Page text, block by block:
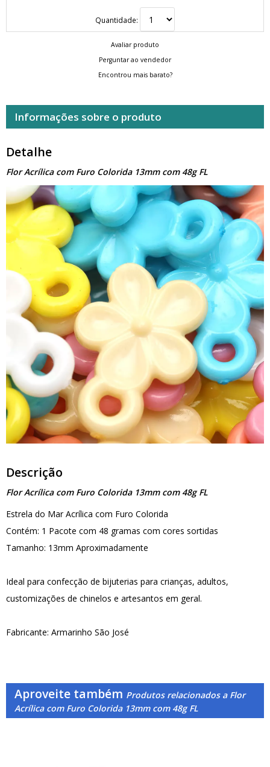
Quantidade:
Avaliar produto
Perguntar ao vendedor
Encontrou mais barato?
Informações sobre o produto
Detalhe
Flor Acrílica com Furo Colorida 13mm com 48g FL
Descrição
Flor Acrílica com Furo Colorida 13mm com 48g FL
Estrela do Mar Acrílica com Furo Colorida
Contém: 1 Pacote com 48 gramas com cores sortidas
Tamanho: 13mm Aproximadamente
Ideal para confecção de bijuterias para crianças, adultos,
customizações de chinelos e artesantos em geral.
Fabricante: Armarinho São José
Aproveite também Produtos relacionados a Flor
Acrílica com Furo Colorida 13mm com 48g FL